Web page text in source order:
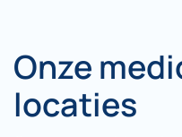
Onze
locaties